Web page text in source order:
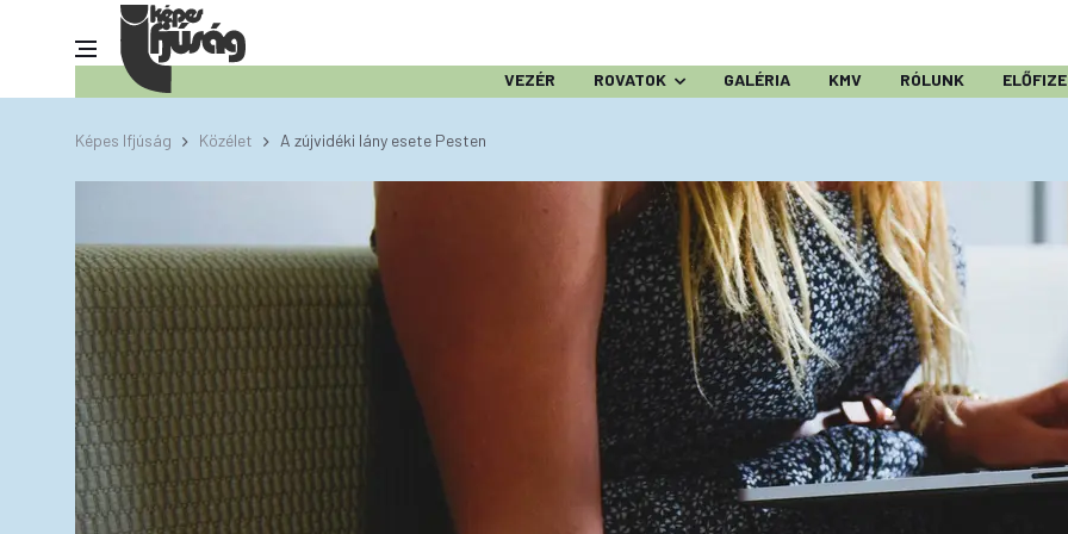
VEZÉR ROVATOK GALÉRIA KMV RÓLUNK
Képes Ifjúság Közélet A zújvidéki lány esete Pesten